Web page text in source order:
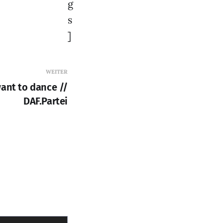
g
s
]
WEITER
to dance //
DAF.Partei